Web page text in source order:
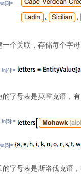
一个关联，存储每个字
In[4]:=
的字母表是莫霍克语，
In[5]:=
的字母表是斯洛伐克语